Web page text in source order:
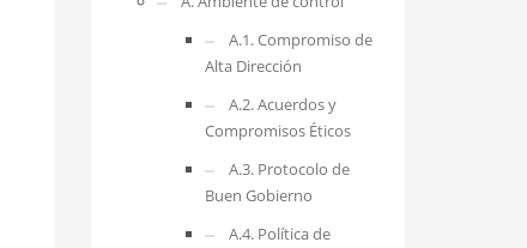
A.1. Compromiso de
Alta Dirección
A.2. Acuerdos y
Compromisos Éticos
A.3. Protocolo de
Buen Gobierno
A.4. Política de